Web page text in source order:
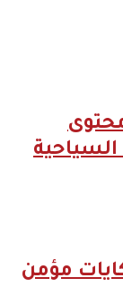
صانع محتوى
مؤمن